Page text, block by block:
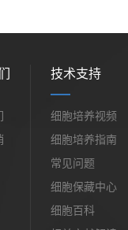
技术支持
细胞培养视频
细胞培养指南
常见问题
细胞保藏中心
细胞百科